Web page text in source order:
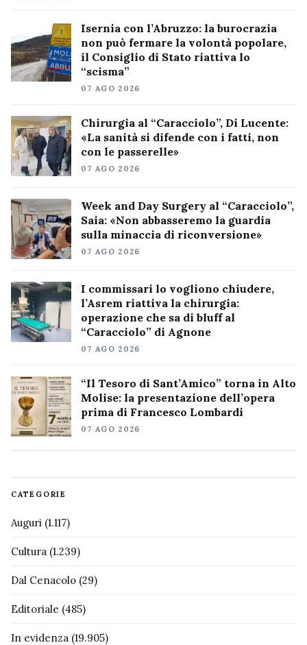
Isernia con l’Abruzzo: la burocrazia
non può fermare la volontà popolare,
il Consiglio di Stato riattiva lo
“scisma”
07 AGO 2026
Chirurgia al “Caracciolo”, Di Lucente:
«La sanità si difende con i fatti, non
con le passerelle»
07 AGO 2026
Week and Day Surgery al “Caracciolo”,
Saia: «Non abbasseremo la guardia
sulla minaccia di riconversione»
07 AGO 2026
I commissari lo vogliono chiudere,
l’Asrem riattiva la chirurgia:
operazione che sa di bluff al
“Caracciolo” di Agnone
07 AGO 2026
“Il Tesoro di Sant’Amico” torna in Alto
Molise: la presentazione dell’opera
prima di Francesco Lombardi
07 AGO 2026
CATEGORIE
Auguri (1.117)
Cultura (1.239)
Dal Cenacolo (29)
Editoriale (485)
In evidenza (19.905)